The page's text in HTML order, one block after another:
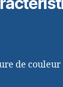
de couleur